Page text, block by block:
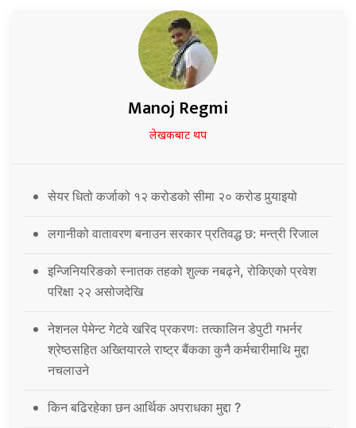
Manoj Regmi
लेखकबाट थप
सेयर धितो कर्जाको १२ करोडको सीमा २० करोड पुर्‍याइयो
लगानीको वातावरण बनाउन सरकार प्रतिवद्ध छ: मन्त्री रिजाल
इन्जिनियरिङको स्नातक तहको शुल्क नबढ्ने, रोकिएको प्रवेश
परिक्षा २२ असोजदेखि
नेशनल पेमेन्ट गेटवे खरिद प्रकरणः तत्कालिन डेपुटी गभर्नर
श्रेष्ठसहित अख्तियारले राष्ट्र बैंकका कुनै कर्मचारीमाथि मुद्दा
नचलाउने
किन बढिरहेका छन आर्थिक अपराधका मुद्दा ?